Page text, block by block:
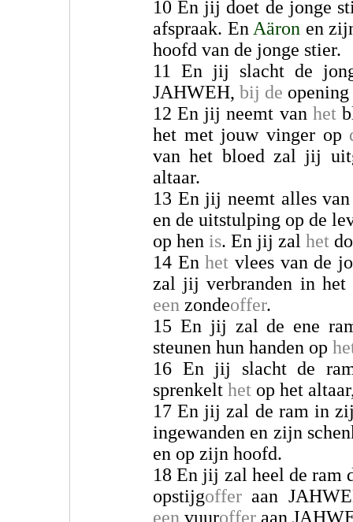
10 En jij doet de jonge
afspraak. En Aäron en
hoofd van de jonge stier.
11 En jij slacht de
JAHWEH, bij de
12 En jij neemt van het
het met jouw vinger op
van het bloed zal jij
altaar.
13 En jij neemt alles
en de uitstulping op de
op hen is. En jij zal het
14 Enhet vlees van de
zal jij verbranden in
een zondeoffer.
15 En jij zal de ene
steunen hun handen op
16 En jij slacht de
sprenkelt het op het
17 En jij zal de ram in
ingewanden en zijn
en op zijn hoofd.
18 En jij zal heel de ram
opstijgoffer aan
een vuuroffer aan